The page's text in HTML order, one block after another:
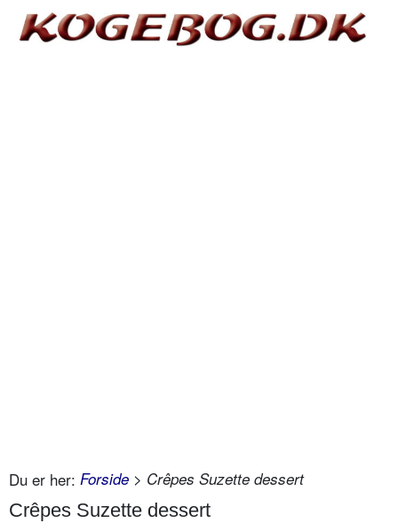
Du er her: Forside > Crêpes Suzette dessert
Crêpes Suzette dessert